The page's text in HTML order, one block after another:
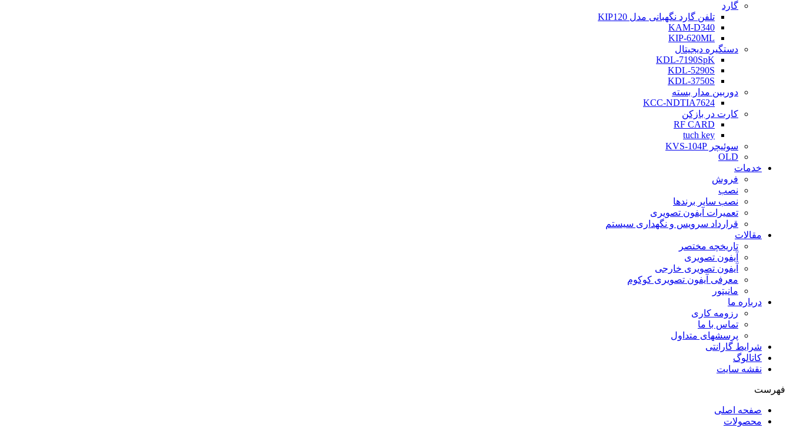
گارد
تلفن گارد نگهبانی مدل KIP120
KAM-D340
KIP-620ML
دستگیره دیجیتال
KDL-7190SpK
KDL-5290S
KDL-3750S
دوربین مدار بسته
KCC-NDTIA7624
کارت در بازکن
RF CARD
tuch key
سوئیچر KVS-104P
OLD
خدمات
فروش
نصب
نصب سایر برندها
تعمیرات آیفون تصویری
قرارداد سرویس و نگهداری سیستم
مقالات
تاریخچه مختصر
آیفون تصویری
آیفون تصویری خارجی
معرفی آیفون تصویری کوکوم
مانیتور
درباره ما
رزومه کاری
تماس با ما
پرسشهای متداول
شرایط گارانتی
کاتالوگ
نقشه سایت
فهرست
صفحه اصلی
محصولات